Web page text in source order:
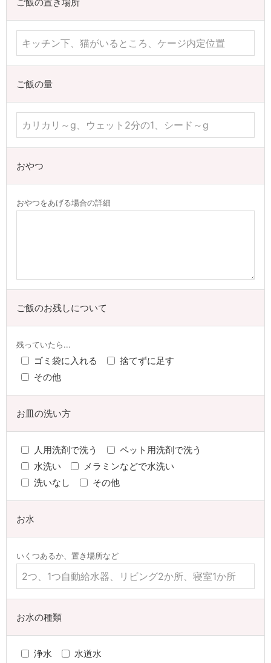
ご飯の量
おやつ
おやつをあげる場合の詳細
ご飯のお残しについて
残っていたら...
ゴミ袋に入れる
捨てずに足す
その他
お皿の洗い方
人用洗剤で洗う
ペット用洗剤で洗う
水洗い
メラミンなどで水洗い
洗いなし
その他
お水
いくつあるか、置き場所など
お水の種類
浄水
水道水